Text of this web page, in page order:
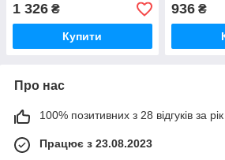
1 326 ₴
Купити
936₴
Про нас
100% позитивних з 28 відгуків за рік
Працює з 23.08.2023